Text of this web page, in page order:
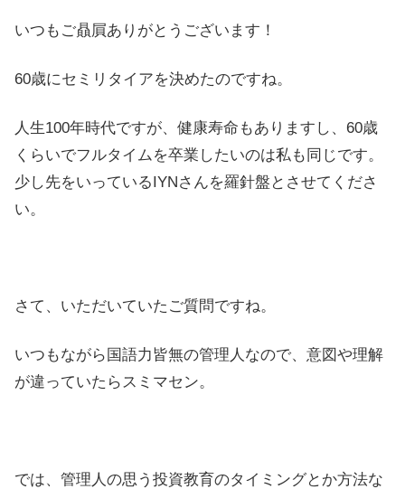
いつもご贔屓ありがとうございます！
60歳にセミリタイアを決めたのですね。
人生100年時代ですが、健康寿命もありますし、60歳
くらいでフルタイムを卒業したいのは私も同じです。
少し先をいっているIYNさんを羅針盤とさせてくださ
い。
さて、いただいていたご質問ですね。
いつもながら国語力皆無の管理人なので、意図や理解
が違っていたらスミマセン。
では、管理人の思う投資教育のタイミングとか方法な